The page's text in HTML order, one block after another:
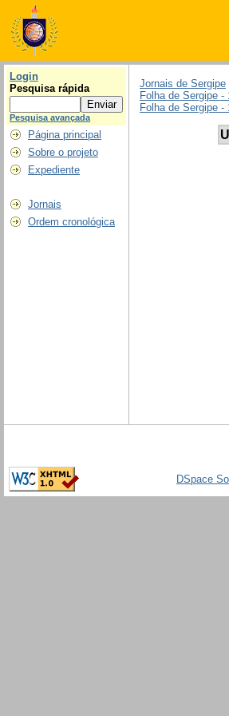
Login
Pesquisa rápida
Pesquisa avançada
Página principal
Sobre o projeto
Expediente
Jornais
Ordem cronológica
Jornais de Sergipe
Folha de Sergipe -
Folha de Sergipe -
DSpace